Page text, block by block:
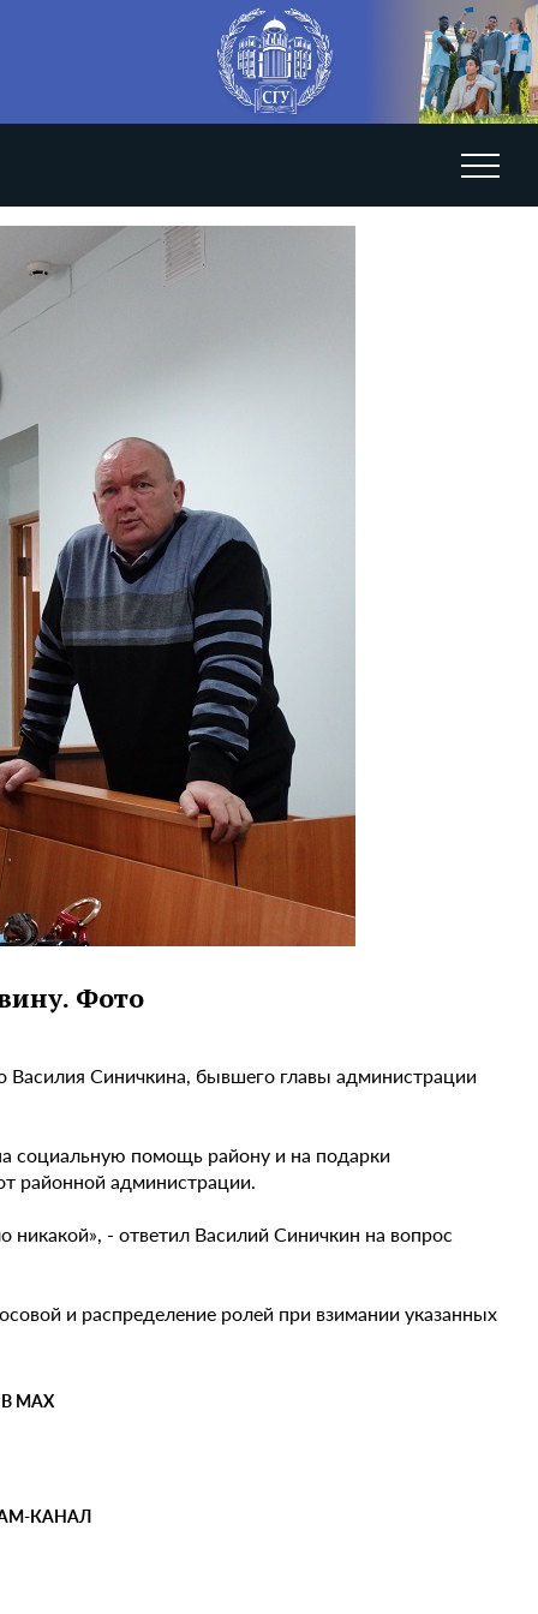
Фото
Синичкина, бывшего главы администрации
социальную помощь району и на подарки
районной администрации.
- ответил Василий Синичкин на вопрос
и распределение ролей при взимании указанных
MAX
КАНАЛ